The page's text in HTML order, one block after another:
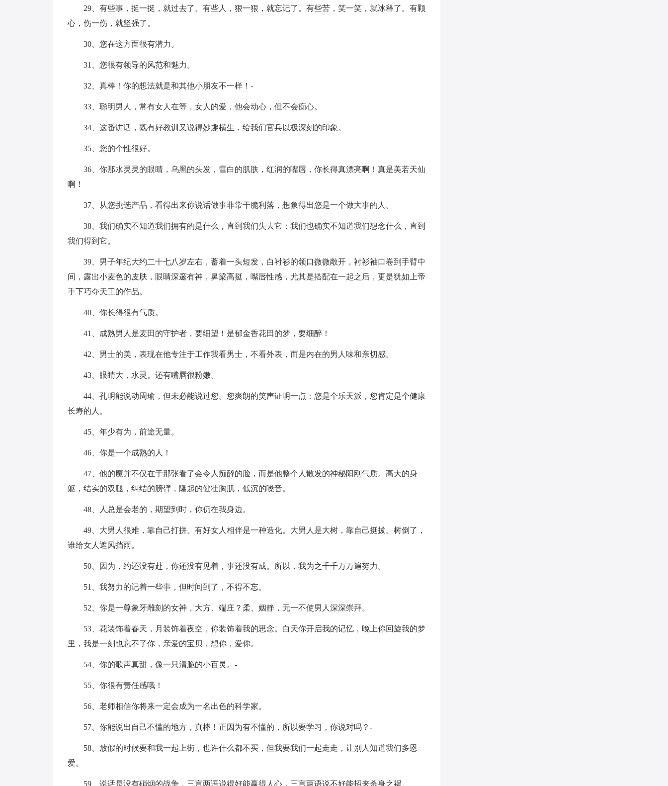
29、有些事，挺一挺，就过去了。有些人，狠一狠，就忘记了。有些苦，笑一笑，就冰释了。有颗
心，伤一伤，就坚强了。
30、您在这方面很有潜力。
31、您很有领导的风范和魅力。
32、真棒！你的想法就是和其他小朋友不一样！-
33、聪明男人，常有女人在等，女人的爱，他会动心，但不会痴心。
34、这番讲话，既有好教训又说得妙趣横生，给我们官兵以极深刻的印象。
35、您的个性很好。
36、你那水灵灵的眼睛，乌黑的头发，雪白的肌肤，红润的嘴唇，你长得真漂亮啊！真是美若天仙
啊！
37、从您挑选产品，看得出来你说话做事非常干脆利落，想象得出您是一个做大事的人。
38、我们确实不知道我们拥有的是什么，直到我们失去它；我们也确实不知道我们想念什么，直到
我们得到它。
39、男子年纪大约二十七八岁左右，蓄着一头短发，白衬衫的领口微微敞开，衬衫袖口卷到手臂中
间，露出小麦色的皮肤，眼睛深邃有神，鼻梁高挺，嘴唇性感，尤其是搭配在一起之后，更是犹如上帝
手下巧夺天工的作品。
40、你长得很有气质。
41、成熟男人是麦田的守护者，要细望！是郁金香花田的梦，要细醉！
42、男士的美，表现在他专注于工作我看男士，不看外表，而是内在的男人味和亲切感。
43、眼睛大，水灵。还有嘴唇很粉嫩。
44、孔明能说动周瑜，但未必能说过您。您爽朗的笑声证明一点：您是个乐天派，您肯定是个健康
长寿的人。
45、年少有为，前途无量。
46、你是一个成熟的人！
47、他的魔并不仅在于那张看了会令人痴醉的脸，而是他整个人散发的神秘阳刚气质。高大的身
躯，结实的双腿，纠结的膀臂，隆起的健壮胸肌，低沉的嗓音。
48、人总是会老的，期望到时，你仍在我身边。
49、大男人很难，靠自己打拼。有好女人相伴是一种造化。大男人是大树，靠自己挺拔。树倒了，
谁给女人遮风挡雨。
50、因为，约还没有赴，你还没有见着，事还没有成。所以，我为之千千万万遍努力。
51、我努力的记着一些事，但时间到了，不得不忘。
52、你是一尊象牙雕刻的女神，大方、端庄？柔、姻静，无一不使男人深深崇拜。
53、花装饰着春天，月装饰着夜空，你装饰着我的思念。白天你开启我的记忆，晚上你回旋我的梦
里，我是一刻也忘不了你，亲爱的宝贝，想你，爱你。
54、你的歌声真甜，像一只清脆的小百灵。-
55、你很有责任感哦！
56、老师相信你将来一定会成为一名出色的科学家。
57、你能说出自己不懂的地方，真棒！正因为有不懂的，所以要学习，你说对吗？-
58、放假的时候要和我一起上街，也许什么都不买，但我要我们一起走走，让别人知道我们多恩
爱。
59、说话是没有硝烟的战争，三言两语说得好能赢得人心，三言两语说不好能招来杀身之祸。